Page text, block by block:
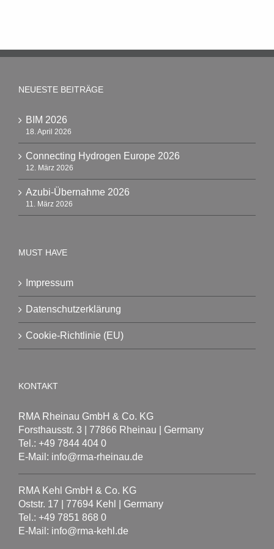
NEUESTE BEITRÄGE
BIM 2026
18. April 2026
Connecting Hydrogen Europe 2026
12. März 2026
Azubi-Übernahme 2026
11. März 2026
MUST HAVE
Impressum
Datenschutzerklärung
Cookie-Richtlinie (EU)
KONTAKT
RMA Rheinau GmbH & Co. KG
Forsthausstr. 3 | 77866 Rheinau | Germany
Tel.: +49 7844 404 0
E-Mail: info@rma-rheinau.de
RMA Kehl GmbH & Co. KG
Oststr. 17 | 77694 Kehl | Germany
Tel.: +49 7851 868 0
E-Mail: info@rma-kehl.de